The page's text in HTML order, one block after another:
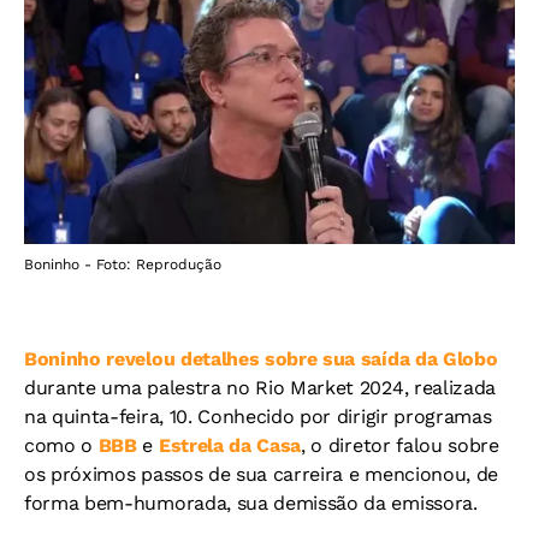
Boninho - Foto: Reprodução
Boninho revelou detalhes sobre sua saída da Globo
durante uma palestra no Rio Market 2024, realizada
na quinta-feira, 10. Conhecido por dirigir programas
como o BBBe Estrela da Casa, o diretor falou sobre
os próximos passos de sua carreira e mencionou, de
forma bem-humorada, sua demissão da emissora.